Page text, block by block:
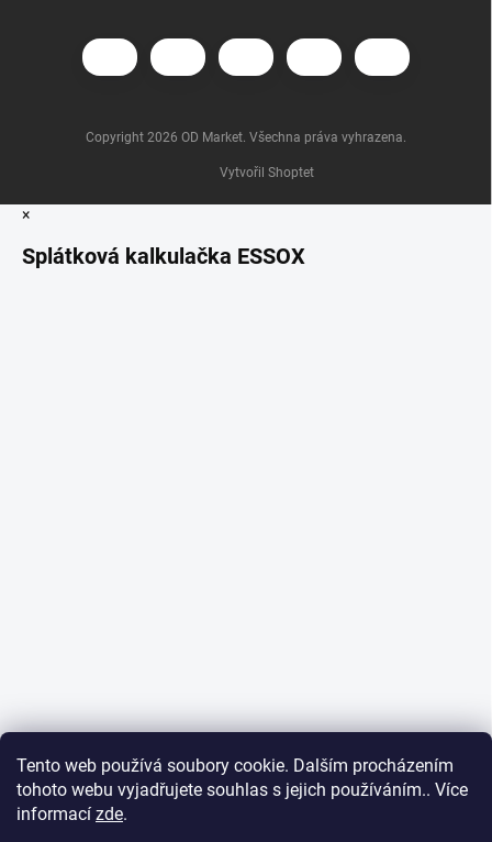
Tento web používá soubory cookie. Dalším procházením
tohoto webu vyjadřujete souhlas s jejich používáním.. Více
informací zde.
Vytvořil Shoptet
Copyright 2026 OD Market. Všechna práva vyhrazena.
×
Splátková kalkulačka ESSOX